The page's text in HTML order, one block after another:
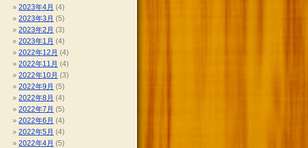
2023年4月 (4)
2023年3月 (5)
2023年2月 (3)
2023年1月 (4)
2022年12月 (4)
2022年11月 (4)
2022年10月 (3)
2022年9月 (5)
2022年8月 (4)
2022年7月 (5)
2022年6月 (4)
2022年5月 (4)
2022年4月 (5)